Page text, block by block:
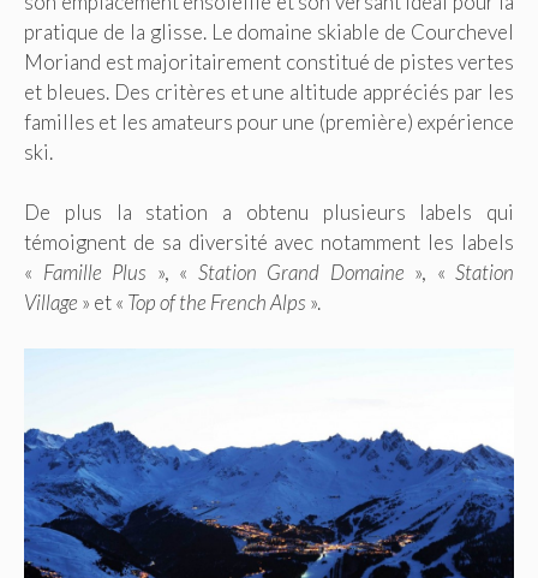
pratique de la glisse. Le domaine skiable de Courchevel
Moriand est majoritairement constitué de pistes vertes
et bleues. Des critères et une altitude appréciés par les
familles et les amateurs pour une (première) expérience
ski.
De plus la station a obtenu plusieurs labels qui
témoignent de sa diversité avec notamment les labels
« Famille Plus », « Station Grand Domaine », « Station
Village » et « Top of the French Alps ».